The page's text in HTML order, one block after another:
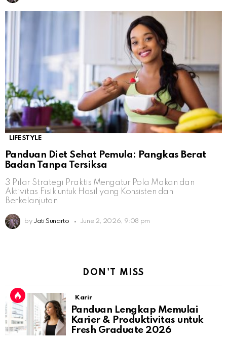
LIFESTYLE
Panduan Diet Sehat Pemula: Pangkas Berat
Badan Tanpa Tersiksa
3 Pilar Strategi Praktis Mengatur Pola Makan dan
Aktivitas Fisik untuk Hasil yang Konsisten dan
Berkelanjutan
by Jati Sunarto June 2, 2026, 9:08 pm
DON'T MISS
Karir
Panduan Lengkap Memulai
Karier & Produktivitas untuk
Fresh Graduate 2026